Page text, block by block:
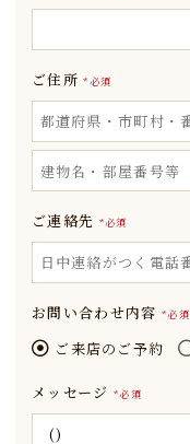
ご住所 *必須
ご連絡先 *必須
お問い合わせ内容 *必須
ご来店のご予約
メッセージ *必須